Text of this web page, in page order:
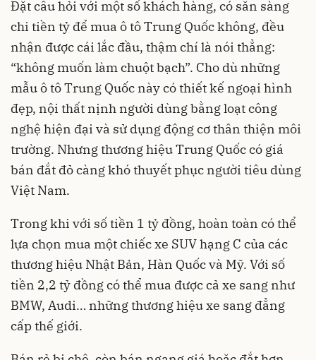
Đặt câu hỏi với một số khách hàng, có sẵn sàng
chi tiền tỷ để mua ô tô Trung Quốckhông, đều
nhận được cái lắc đầu, thậm chí là nói thẳng:
“không muốn làm chuột bạch”. Cho dù những
mẫu ô tô Trung Quốc này có thiết kế ngoại hình
đẹp, nội thất nịnh người dùng bằng loạt công
nghệ hiện đại và sử dụng động cơ thân thiện môi
trường. Nhưng thương hiệu Trung Quốc có giá
bán đắt đỏ càng khó thuyết phục người tiêu dùng
Việt Nam.
Trong khi với số tiền 1 tỷ đồng, hoàn toàn có thể
lựa chọn mua một chiếc xe SUV hạng C của các
thương hiệu Nhật Bản, Hàn Quốc và Mỹ. Với số
tiền 2,2 tỷ đồng có thể mua được cả xe sang như
BMW, Audi… những thương hiệu xe sang đẳng
cấp thế giới.